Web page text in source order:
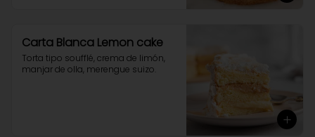
Carta Blanca Lemon cake
Torta tipo soufflé, crema de limón,
manjar de olla, merengue suizo.